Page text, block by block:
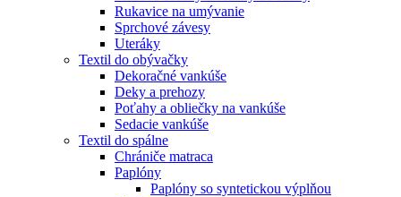
Rukavice na umývanie
Sprchové závesy
Uteráky
Textil do obývačky
Dekoračné vankúše
Deky a prehozy
Poťahy a obliečky na vankúše
Sedacie vankúše
Textil do spálne
Chrániče matraca
Paplóny
Paplóny so syntetickou výplňou